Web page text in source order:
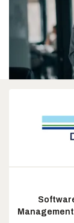
Management